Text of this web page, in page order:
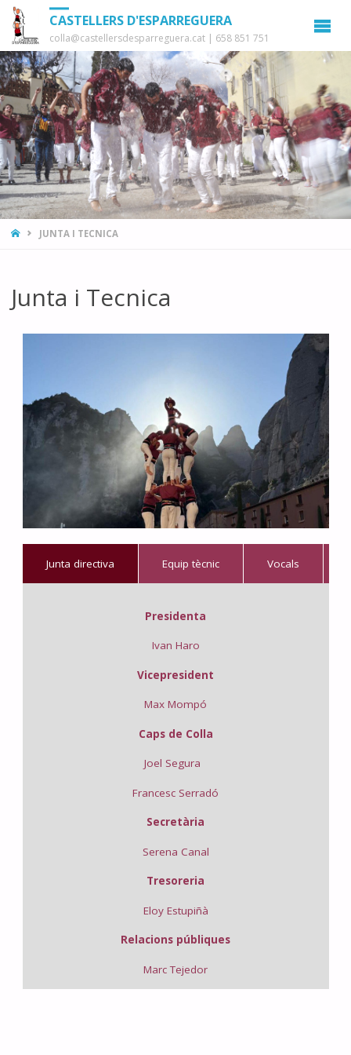
CASTELLERS D'ESPARREGUERA
colla@castellersdesparreguera.cat | 658 851 751
HOMEJUNTA I TECNICA
Junta i Tecnica
Junta directiva Equip tècnic Vocals
Presidenta
Ivan Haro
Vicepresident
Max Mompó
Caps de Colla
Joel Segura
Francesc Serradó
Secretària
Serena Canal
Tresoreria
Eloy Estupiñà
Relacions públiques
Marc Tejedor